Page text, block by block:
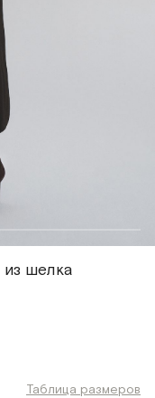
шелка
Таблица размеров